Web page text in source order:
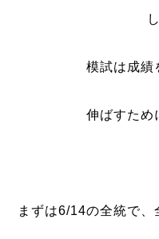
模試は成績
伸ばすため
まずは6/14の全統で、